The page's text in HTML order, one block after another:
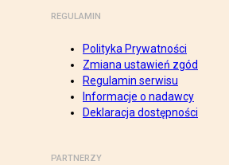
REGULAMIN
Polityka Prywatności
Zmiana ustawień zgód
Regulamin serwisu
Informacje o nadawcy
Deklaracja dostępności
PARTNERZY